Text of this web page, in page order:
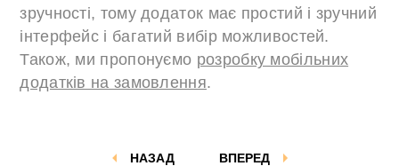
зручності, тому додаток має простий і зручний
інтерфейс і багатий вибір можливостей.
Також, ми пропонуємо розробку мобільних
додатків на замовлення.
ВПЕРЕД
НАЗАД